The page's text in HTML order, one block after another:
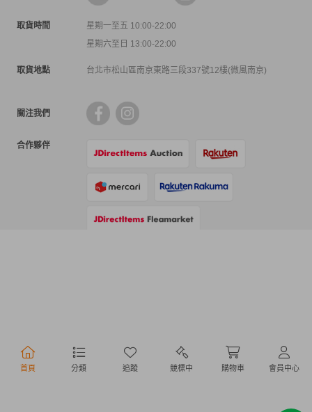
首頁 分類 追蹤 競標中 購物車 會員中心
取貨時間
星期一至五 10:00-22:00
星期六至日 13:00-22:00
取貨地點 台北市松山區南京東路三段337號12樓(微風南京)
關注我們
合作夥伴
行動購物